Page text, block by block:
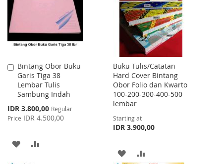
LIST
Bintang Obor Buku
Garis Tiga 38
Lembar Tulis
Sambung Indah
Special
Price
IDR 3.800,00 Regular
Price IDR 4.500,00
Add
to
Cart
ADD
Buku Tulis/Catatan
Hard Cover Bintang
Obor Folio dan Kwarto
100-200-300-400-500
lembar
Starting at
IDR 3.900,00
ADD